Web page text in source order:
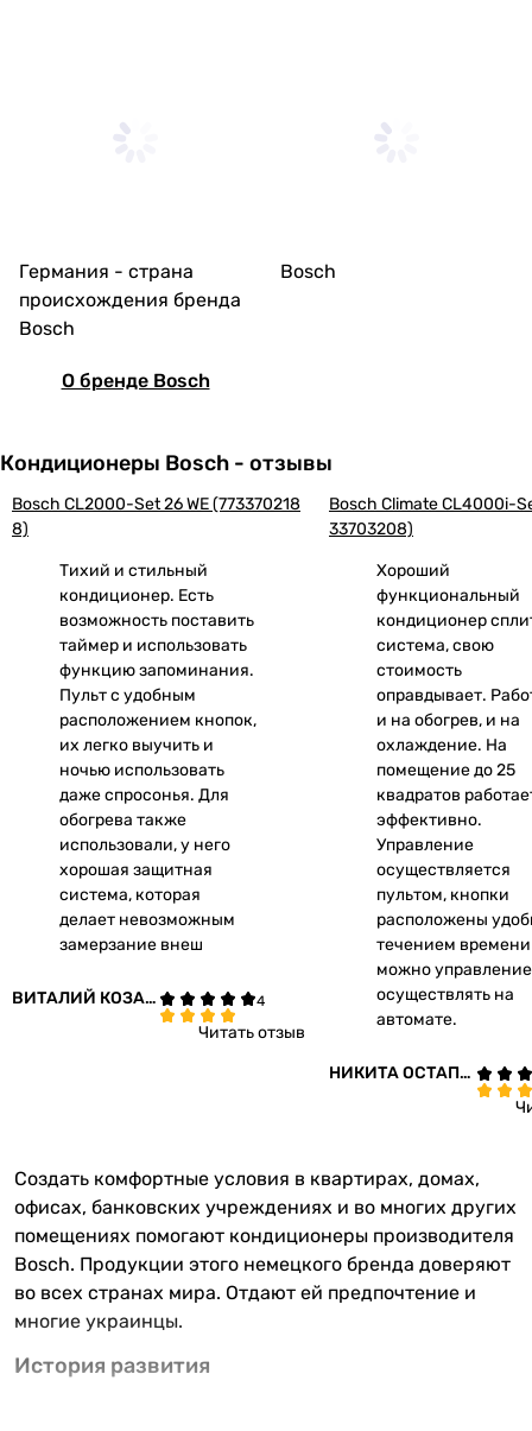
Создать комфортные условия в квартирах, домах,
офисах, банковских учреждениях и во многих других
помещениях помогают кондиционеры производителя
Bosch. Продукции этого немецкого бренда доверяют
во всех странах мира. Отдают ей предпочтение и
многие украинцы.
История развития
Германия - страна
происхождения бренда
Bosch
Bosch
О бренде Bosch
Кондиционеры Bosch - отзывы
Bosch CL2000-Set 26 WE (773370218
8)
Тихий и стильный
кондиционер. Есть
возможность поставить
таймер и использовать
функцию запоминания.
Пульт с удобным
расположением кнопок,
их легко выучить и
ночью использовать
даже спросонья. Для
обогрева также
использовали, у него
хорошая защитная
система, которая
делает невозможным
замерзание внеш
ВИТАЛИЙ КОЗАЧ
Читать отзыв
Bosch Climate CL4000i-
33703208)
Хороший
функциональный
кондиционер
система, свою
стоимость
оправдывает.
и на обогрев, и на
охлаждение. На
помещение до 25
квадратов
эффективно.
Управление
осуществляется
пультом, кнопки
расположены
течением времени
можно управление
осуществлять на
автомате.
НИКИТА ОСТАПЕ